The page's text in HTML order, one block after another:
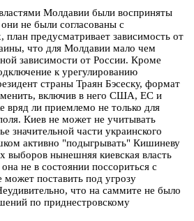
Молдавии были восприняты
не были согласованы с
предусматривает зависимость от
что для Молдавии мало чем
зависимости от России. Кроме
к урегулированию
страны Траян Бэсеску, формат
включив в него США, ЕС и
ли приемлемо не только для
Киев не может не учитывать
значительной части украинского
активно "подыгрывать" Кишиневу
выборов нынешняя киевская власть
не в состоянии поссориться с
поставить под угрозу
что на саммите не было
по приднестровскому